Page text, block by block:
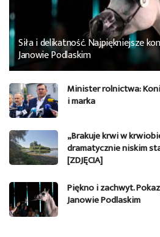
Siła i delikatność. Najpiękniejsze
Janowie Podlaskim
Minister rolnictwa:
i marka
„Brakuje krwi w
dramatycznie niskim
[ZDJĘCIA]
Piękno i zachwyt.
Janowie Podlaskim